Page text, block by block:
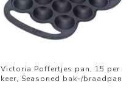
Victoria Poffertjes pan, 15 per
keer, Seasoned bak-/braadpan